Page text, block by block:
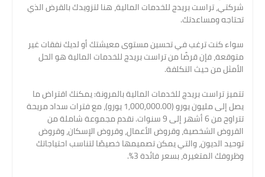
شركتي، تراست بريدج للخدمات المالية، هنا لتزويدك بالقرض الذي
تحتاجه ومساعدتك.
سواء كنت ترغب في تحسين مستوى معيشتك أو لديك نفقات غير
متوقعة، فإن قرضًا من تراست بريدج للخدمات المالية هو الحل
الأمثل من حيث التكلفة.
تتميز تراست بريدج للخدمات المالية بالمرونة: يمكنك اقتراض ما
يصل إلى مليون يورو (1,000,000.00 يورو)، مع فترات سداد مريحة
تتراوح من 6 أشهر إلى 9 سنوات. نقدم مجموعة شاملة من
القروض الشخصية، وقروض الأعمال، وقروض الإسكان، وقروض
توحيد الديون، والتي يمكن تصميمها خصيصًا لتناسب احتياجاتك
وظروفك المتغيرة، بسعر فائدة 3%.